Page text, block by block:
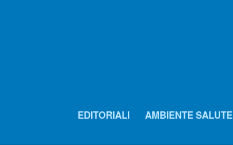
EDITORIALI AMBIENTE SALUTE